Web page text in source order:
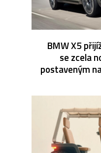
BMW X5
se zcela
postaveným